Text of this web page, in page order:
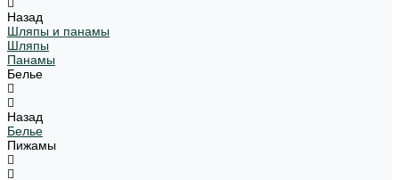
Назад
Шляпы и панамы
Шляпы
Панамы
Белье
Назад
Белье
Пижамы